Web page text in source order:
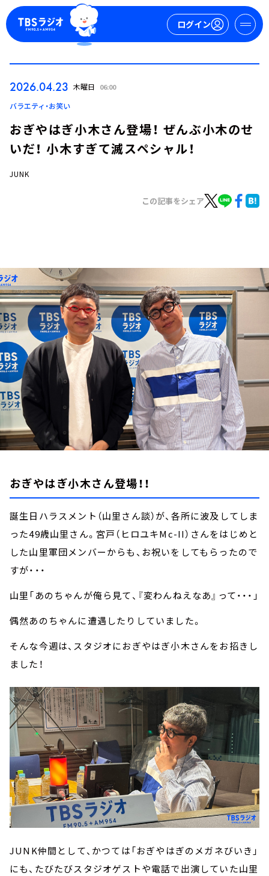
ログイン
ログイン
お知らせ
イベント・グッズ
YouTube
会社情報
2026.04.23 木曜日 06:00
バラエティ・お笑い
おぎやはぎ小木さん登場！ ぜんぶ小木のせ
いだ！ 小木すぎて滅スペシャル！
JUNK
この記事をシェア
おぎやはぎ小木さん登場！！
誕生日ハラスメント（山里さん談）が、各所に波及してしま
った49歳山里さん。宮戸（ヒロユキMc-II）さんをはじめと
した山里軍団メンバーからも、お祝いをしてもらったので
すが・・・
山里「あのちゃんが俺ら見て、『変わんねえなあ』って・・・」
偶然あのちゃんに遭遇したりしていました。
そんな今週は、スタジオにおぎやはぎ小木さんをお招きし
ました！
JUNK仲間として、かつては「おぎやはぎのメガネびいき」
にも、たびたびスタジオゲストや電話で出演していた山里